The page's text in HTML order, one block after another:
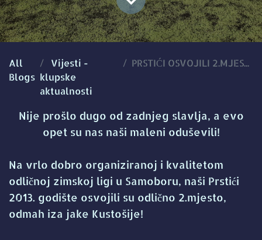
All
Blogs
Vijesti -
klupske
aktualnosti
PRSTIĆI OSVOJILI 2.MJESTO NA LIGI U SAMOBORU!
Nije prošlo dugo od zadnjeg slavlja, a evo
opet su nas naši maleni oduševili!
Na vrlo dobro organiziranoj i kvalitetom
odličnoj zimskoj ligi u Samoboru, naši Prstići
2013. godište osvojili su odlično 2.mjesto,
odmah iza jake Kustošije!